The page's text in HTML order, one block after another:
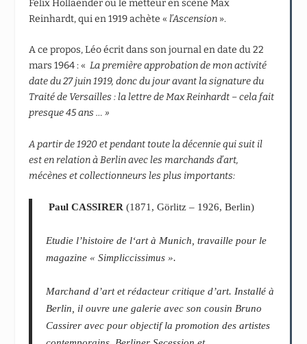
Felix Hollaender ou le metteur en scène Max
Reinhardt, qui en 1919 achète «l’Ascension ».
A ce propos, Léo écrit dans son journal en date du 22
mars 1964 : «La première approbation de mon activité
date du 27 juin 1919, donc du jour avant la signature du
Traité de Versailles : la lettre de Max Reinhardt – cela fait
presque 45 ans … »
A partir de 1920 et pendant toute la décennie qui suit il
est en relation à Berlin avec les marchands d’art,
mécènes et collectionneurs les plus importants:
Paul CASSIRER (1871, Görlitz – 1926, Berlin)
Etudie l’histoire de l‘art à Munich, travaille pour le
magazine « Simpliccissimus ».
Marchand d’art et rédacteur critique d’art. Installé à
Berlin, il ouvre une galerie avec son cousin Bruno
Cassirer avec pour objectif la promotion des artistes